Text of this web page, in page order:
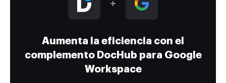
Aumenta la eficiencia con el
complemento DocHub para Google
Workspace